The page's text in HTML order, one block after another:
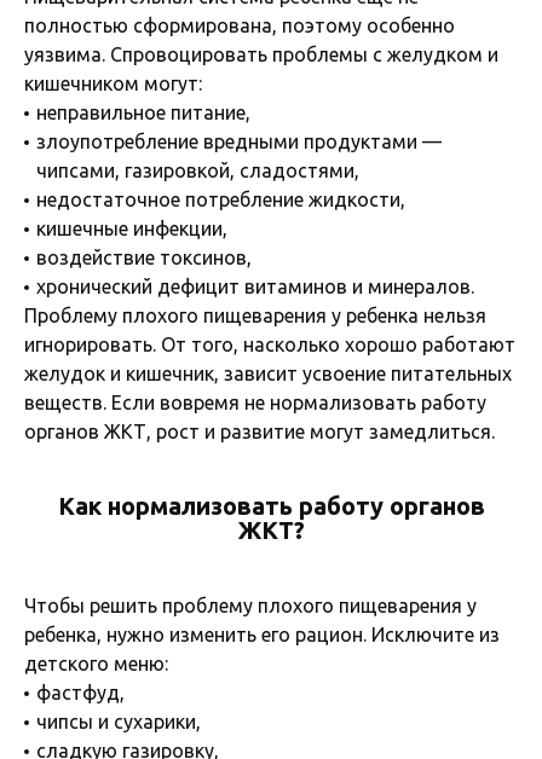
полностью сформирована, поэтому особенно
уязвима. Спровоцировать проблемы с желудком и
кишечником могут:
неправильное питание,
злоупотребление вредными продуктами —
чипсами, газировкой, сладостями,
недостаточное потребление жидкости,
кишечные инфекции,
воздействие токсинов,
хронический дефицит витаминов и минералов.
Проблему плохого пищеварения у ребенка нельзя
игнорировать. От того, насколько хорошо работают
желудок и кишечник, зависит усвоение питательных
веществ. Если вовремя не нормализовать работу
органов ЖКТ, рост и развитие могут замедлиться.
Как нормализовать работу органов
ЖКТ?
Чтобы решить проблему плохого пищеварения у
ребенка, нужно изменить его рацион. Исключите из
детского меню:
фастфуд,
чипсы и сухарики,
сладкую газировку,